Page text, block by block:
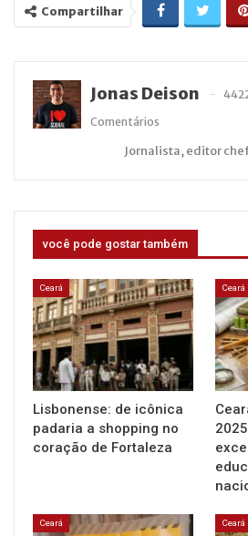
Compartilhar
Jonas Deison
Comentários
Jornalista, editor
você pode gostar também
Ceará
Lisbonense: de icônica
padaria a shopping no
coração de Fortaleza
Ceará
Ceará Ceará